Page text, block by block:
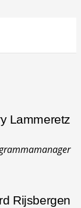
Lammeretz
Rijsbergen